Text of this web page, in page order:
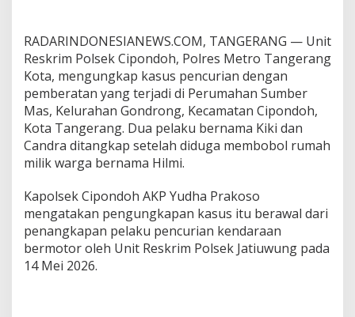
RADARINDONESIANEWS.COM, TANGERANG — Unit
Reskrim Polsek Cipondoh, Polres Metro Tangerang
Kota, mengungkap kasus pencurian dengan
pemberatan yang terjadi di Perumahan Sumber
Mas, Kelurahan Gondrong, Kecamatan Cipondoh,
Kota Tangerang. Dua pelaku bernama Kiki dan
Candra ditangkap setelah diduga membobol rumah
milik warga bernama Hilmi.
Kapolsek Cipondoh AKP Yudha Prakoso
mengatakan pengungkapan kasus itu berawal dari
penangkapan pelaku pencurian kendaraan
bermotor oleh Unit Reskrim Polsek Jatiuwung pada
14 Mei 2026.